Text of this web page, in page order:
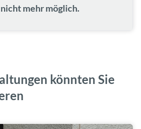
mehr möglich.
könnten Sie